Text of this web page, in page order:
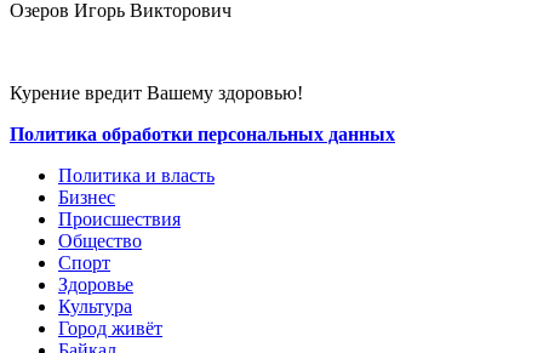
Озеров Игорь Викторович
Курение вредит Вашему здоровью!
Политика обработки персональных данных
Политика и власть
Бизнес
Происшествия
Общество
Cпорт
Здоровье
Культура
Город живёт